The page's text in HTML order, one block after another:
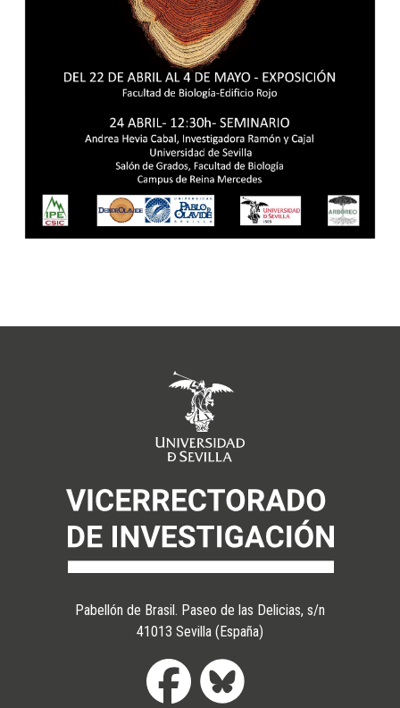
Pabellón de Brasil. Paseo de las Delicias, s/n
41013 Sevilla (España)